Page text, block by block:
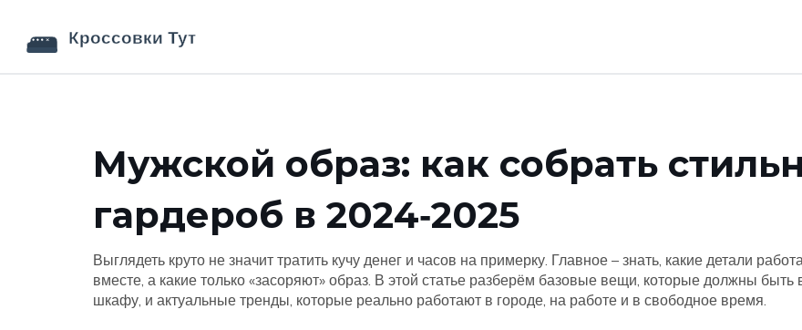
Мужской образ: как собрать
гардероб в 2024‑2025
Выглядеть круто не значит тратить кучу денег и часов на примерку. Главное – знать, какие детали
вместе, а какие только «засоряют» образ. В этой статье разберём базовые вещи, которые должны
шкафу, и актуальные тренды, которые реально работают в городе, на работе и в свободное время.